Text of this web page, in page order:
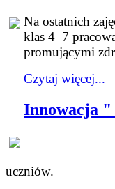
Na ostatnich
klas 4–7
promującymi
Czytaj więcej...
Innowacja "
uczniów.